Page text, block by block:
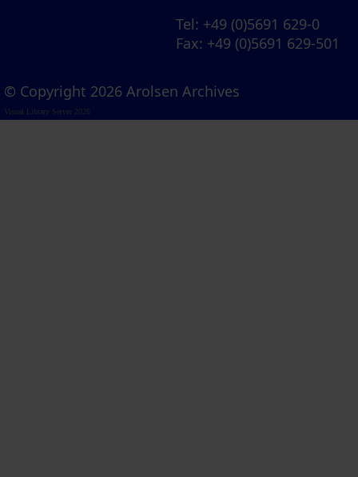
Tel: +49 (0)5691 629-0
Fax: +49 (0)5691 629-501
© Copyright 2026 Arolsen Archives
Visual Library Server 2026